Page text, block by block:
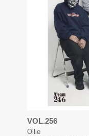
VOL.256
Ollie